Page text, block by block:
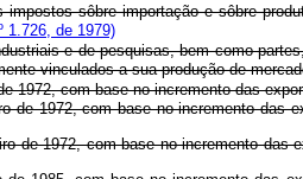
sôbre importação e sôbre
1.726, de 1979)
e de pesquisas, bem como
vinculados a sua produção de
com base no incremento das
1972, com base no incremento das
de 1972, com base no incremento